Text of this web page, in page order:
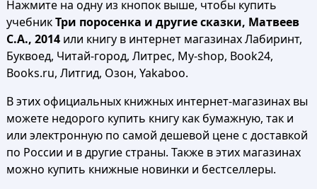
Нажмите на одну из кнопок выше, чтобы купить
учебникТри поросенка и другие сказки, Матвеев
С.А., 2014или книгу в интернет магазинах Лабиринт,
Буквоед, Читай-город, Литрес, My-shop, Book24,
Books.ru, Литгид, Озон, Yakaboo.
В этих официальных книжных интернет-магазинах вы
можете недорого купить книгу как бумажную, так и
или электронную по самой дешевой цене с доставкой
по России и в другие страны. Также в этих магазинах
можно купить книжные новинки и бестселлеры.